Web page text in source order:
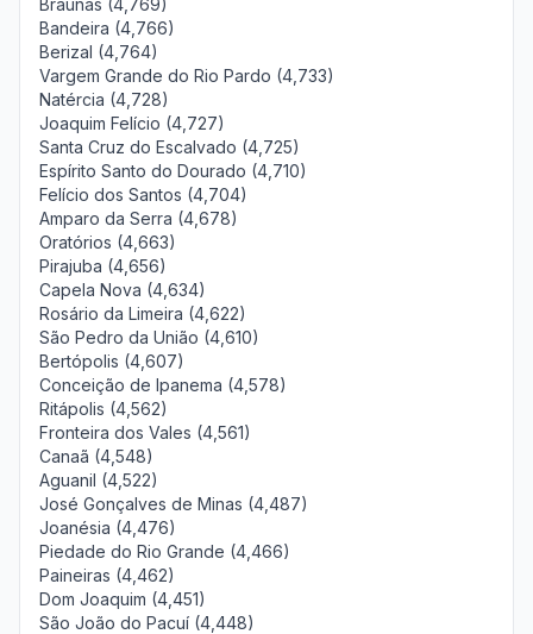
Braúnas (4,769)
Bandeira (4,766)
Berizal (4,764)
Vargem Grande do Rio Pardo (4,733)
Natércia (4,728)
Joaquim Felício (4,727)
Santa Cruz do Escalvado (4,725)
Espírito Santo do Dourado (4,710)
Felício dos Santos (4,704)
Amparo da Serra (4,678)
Oratórios (4,663)
Pirajuba (4,656)
Capela Nova (4,634)
Rosário da Limeira (4,622)
São Pedro da União (4,610)
Bertópolis (4,607)
Conceição de Ipanema (4,578)
Ritápolis (4,562)
Fronteira dos Vales (4,561)
Canaã (4,548)
Aguanil (4,522)
José Gonçalves de Minas (4,487)
Joanésia (4,476)
Piedade do Rio Grande (4,466)
Paineiras (4,462)
Dom Joaquim (4,451)
São João do Pacuí (4,448)